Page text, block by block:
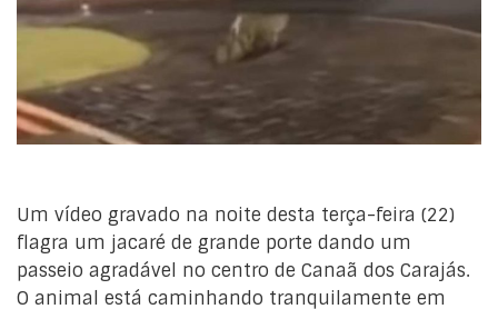
Um vídeo gravado na noite desta terça-feira (22)
flagra um jacaré de grande porte dando um
passeio agradável no centro de Canaã dos Carajás.
O animal está caminhando tranquilamente em